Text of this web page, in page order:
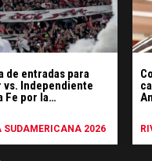
de entradas para
vs. Independiente
Fe por la
SUDAMERICANA 2026